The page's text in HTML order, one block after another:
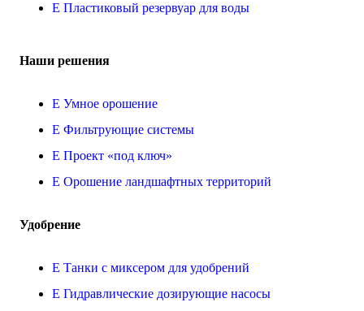
Пластиковый резервуар для воды
Наши решения
Умное орошение
Фильтрующие системы
Проект «под ключ»
Орошение ландшафтных территорий
Удобрение
Танки с миксером для удобрений
Гидравлические дозирующие насосы